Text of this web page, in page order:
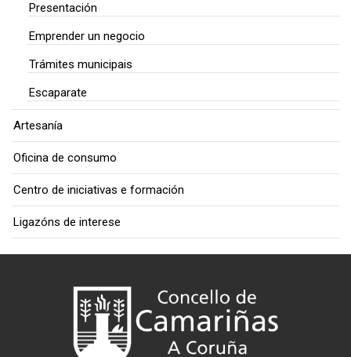
Presentación
Emprender un negocio
Trámites municipais
Escaparate
Artesanía
Oficina de consumo
Centro de iniciativas e formación
Ligazóns de interese